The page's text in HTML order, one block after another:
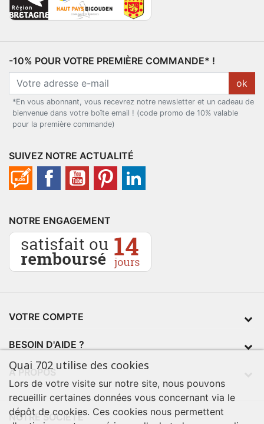
-10% POUR VOTRE PREMIÈRE COMMANDE* !
ok
*En vous abonnant, vous recevrez notre newsletter et un cadeau de
bienvenue dans votre boîte email ! (code promo de 10% valable
pour la première commande)
SUIVEZ NOTRE ACTUALITÉ
NOTRE ENGAGEMENT
VOTRE COMPTE
BESOIN D'AIDE ?
À PROPOS
NOTRE SOCIÉTÉ
Quai 702 utilise des cookies
Lors de votre visite sur notre site, nous pouvons
recueillir certaines données vous concernant via le
dépôt de cookies. Ces cookies nous permettent